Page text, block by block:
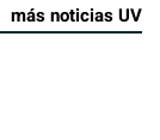
más noticias UV